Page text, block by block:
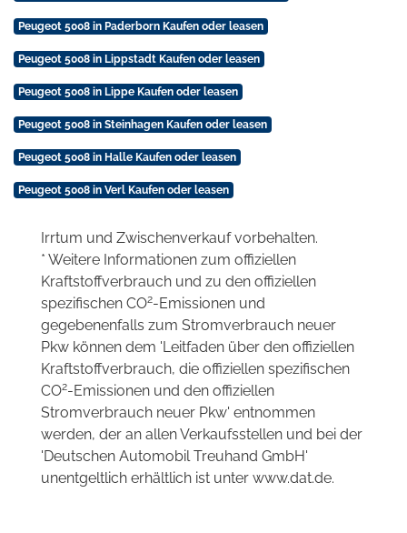
Peugeot 5008 in Paderborn Kaufen oder leasen
Peugeot 5008 in Lippstadt Kaufen oder leasen
Peugeot 5008 in Lippe Kaufen oder leasen
Peugeot 5008 in Steinhagen Kaufen oder leasen
Peugeot 5008 in Halle Kaufen oder leasen
Peugeot 5008 in Verl Kaufen oder leasen
Irrtum und Zwischenverkauf vorbehalten.
* Weitere Informationen zum offiziellen
Kraftstoffverbrauch und zu den offiziellen
spezifischen CO2-Emissionen und
gegebenenfalls zum Stromverbrauch neuer
Pkw können dem 'Leitfaden über den offiziellen
Kraftstoffverbrauch, die offiziellen spezifischen
CO2-Emissionen und den offiziellen
Stromverbrauch neuer Pkw' entnommen
werden, der an allen Verkaufsstellen und bei der
'Deutschen Automobil Treuhand GmbH'
unentgeltlich erhältlich ist unter www.dat.de.